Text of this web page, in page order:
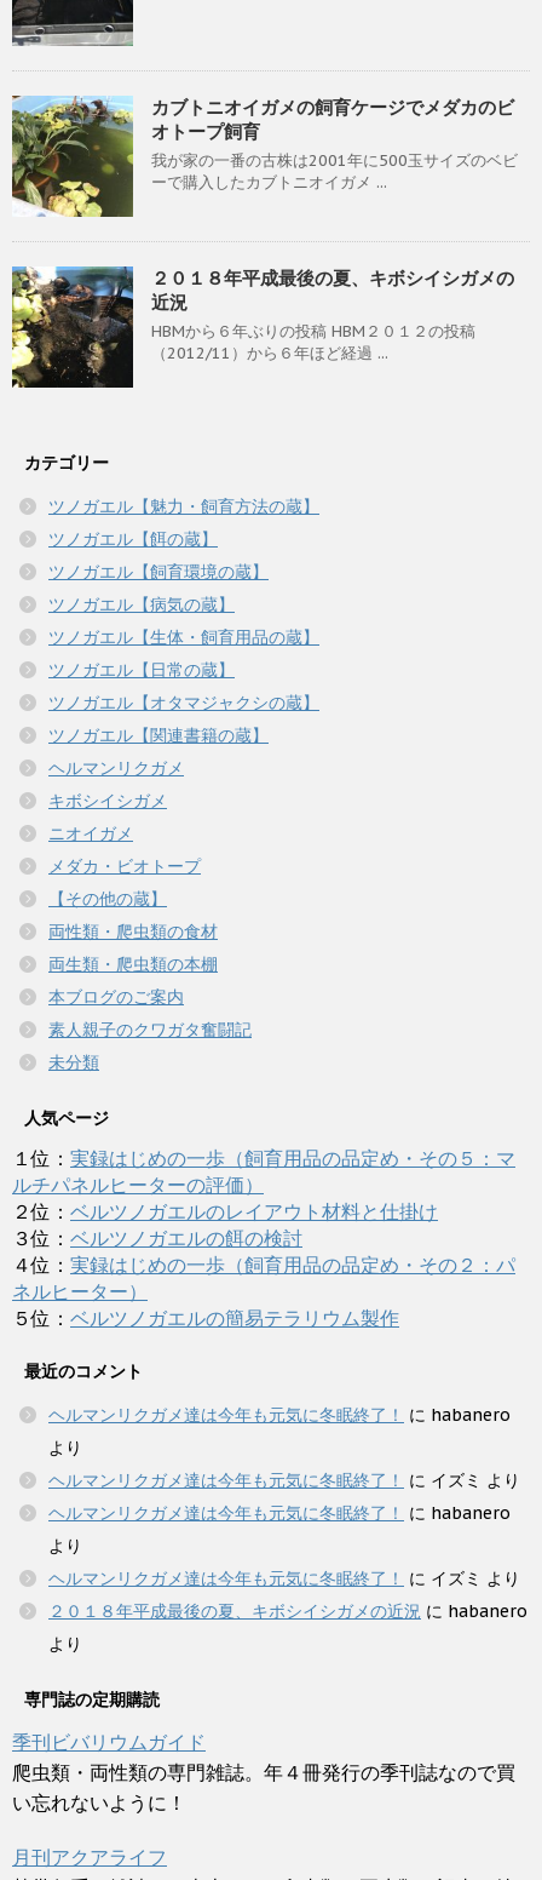
カブトニオイガメの飼育ケージでメダカのビ
オトープ飼育
我が家の一番の古株は2001年に500玉サイズのベビ
ーで購入したカブトニオイガメ ...
２０１８年平成最後の夏、キボシイシガメの
近況
HBMから６年ぶりの投稿 HBM２０１２の投稿
（2012/11）から６年ほど経過 ...
カテゴリー
ツノガエル【魅力・飼育方法の蔵】
ツノガエル【餌の蔵】
ツノガエル【飼育環境の蔵】
ツノガエル【病気の蔵】
ツノガエル【生体・飼育用品の蔵】
ツノガエル【日常の蔵】
ツノガエル【オタマジャクシの蔵】
ツノガエル【関連書籍の蔵】
ヘルマンリクガメ
キボシイシガメ
ニオイガメ
メダカ・ビオトープ
【その他の蔵】
両性類・爬虫類の食材
両生類・爬虫類の本棚
本ブログのご案内
素人親子のクワガタ奮闘記
未分類
人気ページ
１位： 実録はじめの一歩（飼育用品の品定め・その５：マ
ルチパネルヒーターの評価）
２位： ベルツノガエルのレイアウト材料と仕掛け
３位： ベルツノガエルの餌の検討
４位： 実録はじめの一歩（飼育用品の品定め・その２：パ
ネルヒーター）
５位： ベルツノガエルの簡易テラリウム製作
最近のコメント
ヘルマンリクガメ達は今年も元気に冬眠終了！
に habanero
より
ヘルマンリクガメ達は今年も元気に冬眠終了！
に イズミ より
ヘルマンリクガメ達は今年も元気に冬眠終了！
に habanero
より
ヘルマンリクガメ達は今年も元気に冬眠終了！
に イズミ より
２０１８年平成最後の夏、キボシイシガメの近況 に habanero
より
専門誌の定期購読
季刊ビバリウムガイド
爬虫類・両性類の専門雑誌。年４冊発行の季刊誌なので買
い忘れないように！
月刊アクアライフ